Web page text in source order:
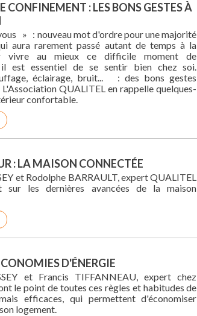
CONFINEMENT : LES BONS GESTES À
» : nouveau mot d'ordre pour une majorité
aura rarement passé autant de temps à la
vivre au mieux ce difficile moment de
il est essentiel de se sentir bien chez soi.
éclairage, bruit... : des bons gestes
QUALITEL en rappelle quelques-
confortable.
: LA MAISON CONNECTÉE
et Rodolphe BARRAULT, expert QUALITEL
les dernières avancées de la maison
D'ÉNERGIE
et Francis TIFFANNEAU, expert chez
le point de toutes ces règles et habitudes de
efficaces, qui permettent d'économiser
logement.